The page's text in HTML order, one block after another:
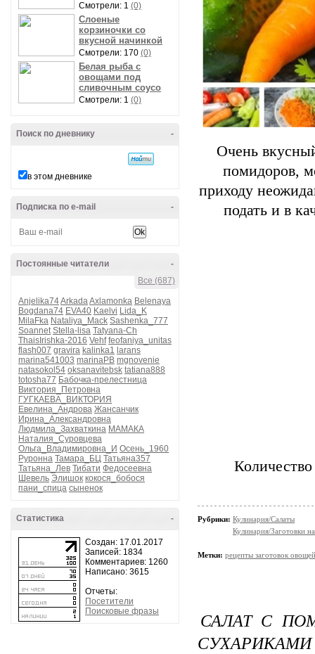
Смотрели: 1 (0)
Слоеные
корзиночки со
вкусной начинкой
Смотрели: 170 (0)
Белая рыба с
овощами под
сливочным соусо
Смотрели: 1 (0)
-
Поиск по дневнику
в этом дневнике
-
Подписка по e-mail
-
Постоянные читатели
Все (687)
Anjelika74ArkadaAxlamonka Belenaya
Bogdana74 EVA40 Kaelvi Lida_K
MilaFka Nataliya_Mack Sashenka_777
Soannet Stella-lisa Tatyana-Ch
ThaisIrishka-2016 Vehf feofaniya_unitas
flash007 gravira kalinka1 larans
marina541003 marinaPB mgnovenie
natasokol54 oksanavitebsk tatiana888
totosha77 Бабочка-прелестница
Виктория_Петровна
ГУГКАЕВА_ВИКТОРИЯ
Евелина_Андрова Жансанчик
Ирина_Александровна
Людмила_Захваткина МАМАКА
Наталия_Суровцева
Ольга_Владимировна_И Осень_1960
Руронна Тамара_БЦ Татьяна357
Татьяна_Лев Тибати Федосеевна
Шевель Элишок кокося_бобося
пани_спица сыненок
-
Статистика
Создан: 17.01.2017
Записей: 1834
Комментариев: 1260
Написано: 3615
Отчеты:
Посетители
Поисковые фразы
Очень
помидоров,
приходу
подать и в
Рубрики: Кулинария/Салаты
Кулинария/Заготовки
Метки: рецепты заготовок овощей
САЛАТ С
СУХАРИКАМИ